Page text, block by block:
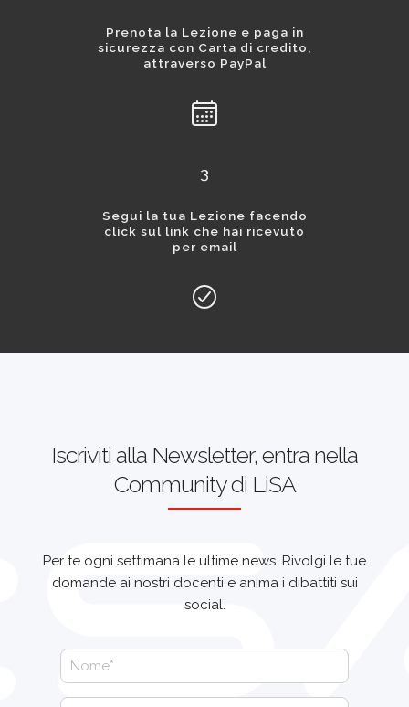
Prenota la Lezione e paga in
sicurezza con Carta di credito,
attraverso PayPal
3
Segui la tua Lezione facendo
click sul link che hai ricevuto
per email
Iscriviti alla Newsletter, entra nella
Community di LiSA
Per te ogni settimana le ultime news. Rivolgi le tue
domande ai nostri docenti e anima i dibattiti sui
social.
Newsletter